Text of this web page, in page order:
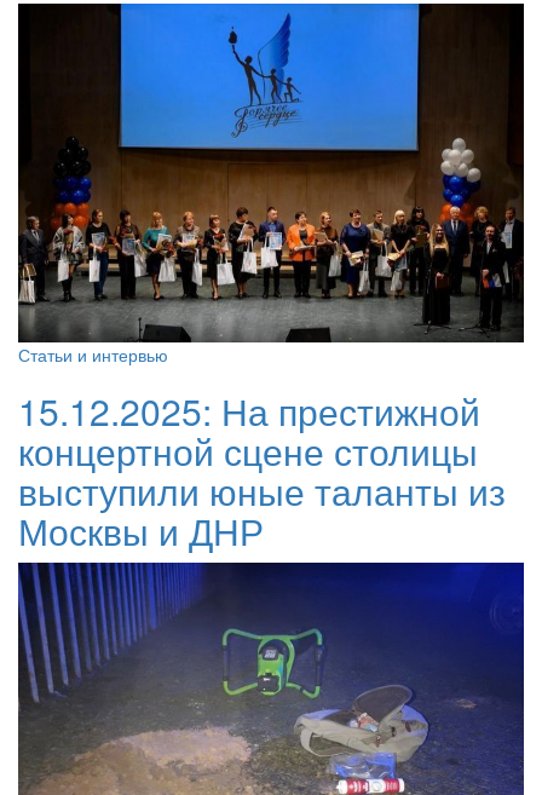
Статьи и интервью
15.12.2025: На престижной
концертной сцене столицы
выступили юные таланты из
Москвы и ДНР